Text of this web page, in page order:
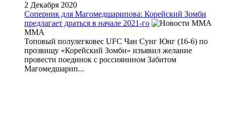
2 Декабря 2020
Соперник для Магомедшарипова: Корейский Зомби
предлагает драться в начале 2021-го
MMA
Топовый полулегковес UFC Чан Сунг Юнг (16-6) по
прозвищу «Корейский Зомби» изъявил желание
провести поединок с россиянином Забитом
Магомедшарип...